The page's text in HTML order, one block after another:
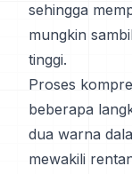
sehingga
mungkin
tinggi.
Proses
beberapa
dua warna
mewakili